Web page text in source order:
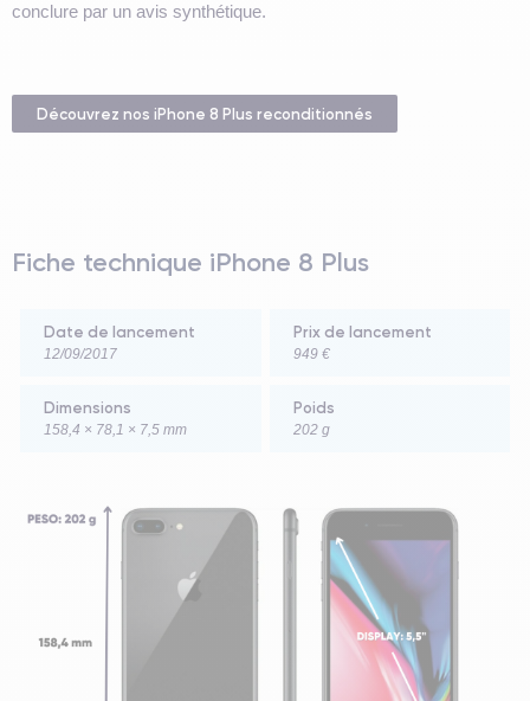
conclure par un avis synthétique.
Découvrez nos iPhone 8 Plus reconditionnés
Fiche technique iPhone 8 Plus
Date de lancement
12/09/2017
Prix de lancement
949 €
Dimensions
158,4 × 78,1 × 7,5 mm
Poids
202 g